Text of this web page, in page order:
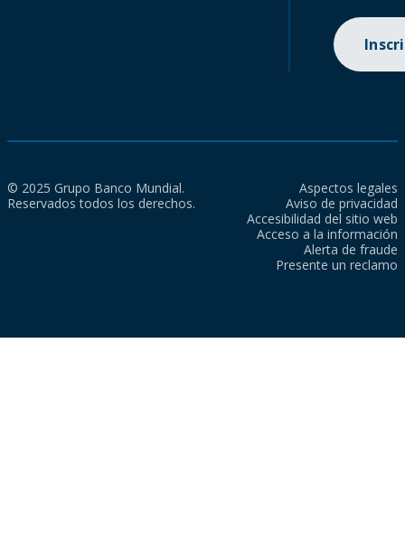
© 2025 Grupo Banco Mundial.
Reservados todos los derechos.
Aspectos legales
Aviso de privacidad
Accesibilidad del sitio web
Acceso a la información
Alerta de fraude
Presente un reclamo